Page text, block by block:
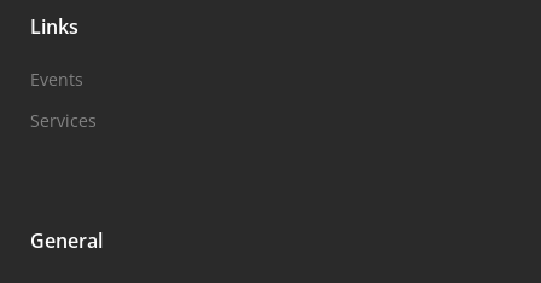
Links
Events
Services
General